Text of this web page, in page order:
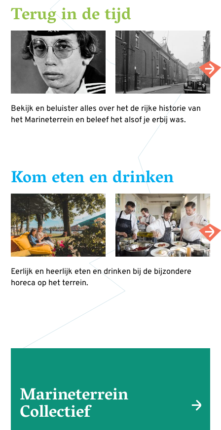
Terug in de tijd
Bekijk en beluister alles over het de rijke historie van
het Marineterrein en beleef het alsof je erbij was.
Kom eten en drinken
Eerlijk en heerlijk eten en drinken bij de bijzondere
horeca op het terrein.
Marineterrein
Collectief